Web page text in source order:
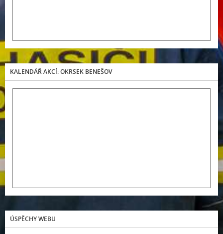
KALENDÁŘ AKCÍ: OKRSEK BENEŠOV
ÚSPĚCHY WEBU